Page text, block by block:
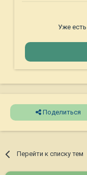
Уже
Поделиться
Перейти к списку тем